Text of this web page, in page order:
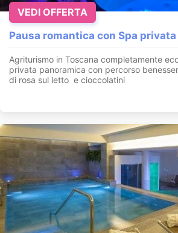
Pausa romantica con Spa
Agriturismo in Toscana completamente
privata panoramica con percorso
di rosa sul letto e cioccolatini
VEDI OFFERTA